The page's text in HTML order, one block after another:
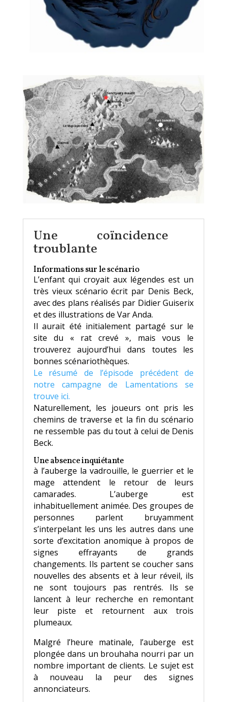
Une coïncidence
troublante
Informations sur le scénario
L’enfant qui croyait aux légendes est un
très vieux scénario écrit par Denis Beck,
avec des plans réalisés par Didier Guiserix
et des illustrations de Var Anda.
Il aurait été initialement partagé sur le
site du « rat crevé », mais vous le
trouverez aujourd’hui dans toutes les
bonnes scénariothèques.
Le résumé de l’épisode précédent de
notre campagne de Lamentations se
trouve ici.
Naturellement, les joueurs ont pris les
chemins de traverse et la fin du scénario
ne ressemble pas du tout à celui de Denis
Beck.
Une absence inquiétante
à l’auberge la vadrouille, le guerrier et le
mage attendent le retour de leurs
camarades. L’auberge est
inhabituellement animée. Des groupes de
personnes parlent bruyamment
s’interpelant les uns les autres dans une
sorte d’excitation anomique à propos de
signes effrayants de grands
changements. Ils partent se coucher sans
nouvelles des absents et à leur réveil, ils
ne sont toujours pas rentrés. Ils se
lancent à leur recherche en remontant
leur piste et retournent aux trois
plumeaux.
Malgré l’heure matinale, l’auberge est
plongée dans un brouhaha nourri par un
nombre important de clients. Le sujet est
à nouveau la peur des signes
annonciateurs.